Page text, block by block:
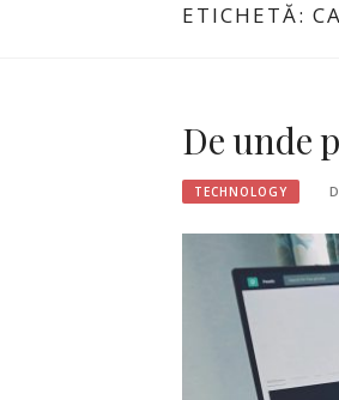
ETICHETĂ:
De unde
TECHNOLOGY